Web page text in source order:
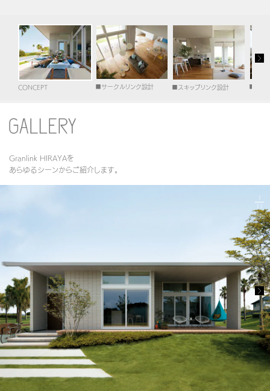
ミサワアイデンティティ
CONCEPT ■サークルリンク設計 ■スキップリンク設計 ■
Granlink HIRAYAを
あらゆるシーンからご紹介します。
1
11